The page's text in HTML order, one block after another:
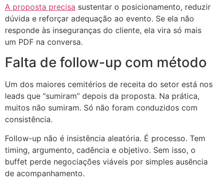
A proposta precisa sustentar o posicionamento, reduzir
dúvida e reforçar adequação ao evento. Se ela não
responde às inseguranças do cliente, ela vira só mais
um PDF na conversa.
Falta de follow-up com método
Um dos maiores cemitérios de receita do setor está nos
leads que “sumiram” depois da proposta. Na prática,
muitos não sumiram. Só não foram conduzidos com
consistência.
Follow-up não é insistência aleatória. É processo. Tem
timing, argumento, cadência e objetivo. Sem isso, o
buffet perde negociações viáveis por simples ausência
de acompanhamento.